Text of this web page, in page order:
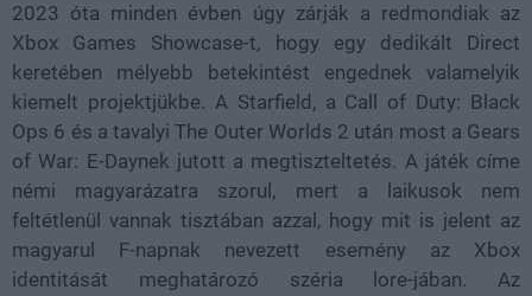
2023 óta minden évben úgy zárják a redmondiak az
Xbox Games Showcase-t, hogy egy dedikált Direct
keretében mélyebb betekintést engednek valamelyik
kiemelt projektjükbe. A Starfield, a Call of Duty: Black
Ops 6 és a tavalyi The Outer Worlds 2 után most a Gears
of War: E-Daynek jutott a megtiszteltetés. A játék címe
némi magyarázatra szorul, mert a laikusok nem
feltétlenül vannak tisztában azzal, hogy mit is jelent az
magyarul F-napnak nevezett esemény az Xbox
identitását meghatározó széria lore-jában. Az